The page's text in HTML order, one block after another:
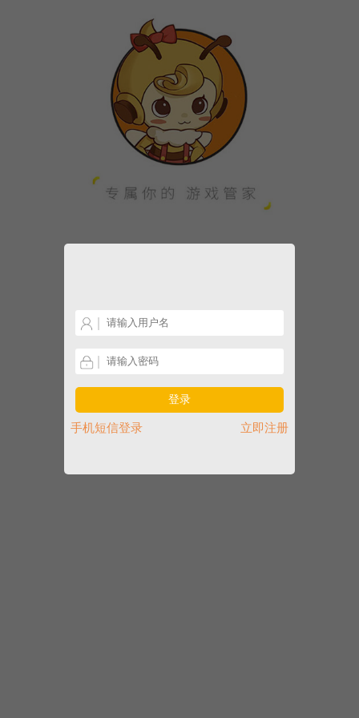
登录
手机短信登录 立即注册